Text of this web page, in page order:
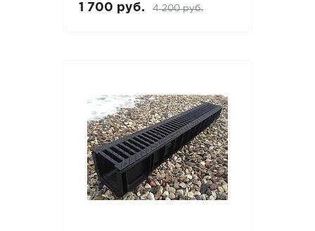
1 700 руб. 4 200 руб.